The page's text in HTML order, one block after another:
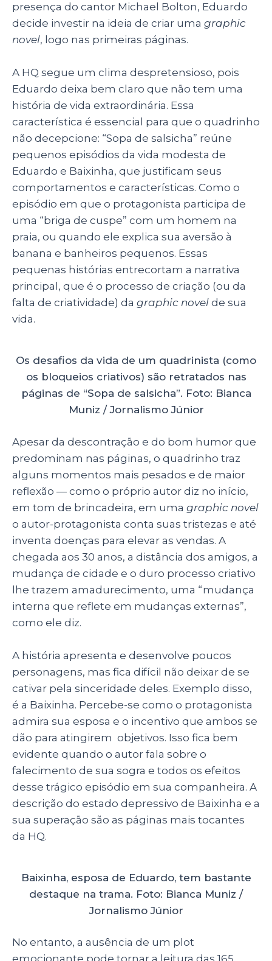
presença do cantor Michael Bolton, Eduardo
decide investir na ideia de criar uma graphic
novel, logo nas primeiras páginas.
A HQ segue um clima despretensioso, pois
Eduardo deixa bem claro que não tem uma
história de vida extraordinária. Essa
característica é essencial para que o quadrinho
não decepcione: “Sopa de salsicha” reúne
pequenos episódios da vida modesta de
Eduardo e Baixinha, que justificam seus
comportamentos e características. Como o
episódio em que o protagonista participa de
uma “briga de cuspe” com um homem na
praia, ou quando ele explica sua aversão à
banana e banheiros pequenos. Essas
pequenas histórias entrecortam a narrativa
principal, que é o processo de criação (ou da
falta de criatividade) da graphic novel de sua
vida.
Os desafios da vida de um quadrinista (como
os bloqueios criativos) são retratados nas
páginas de “Sopa de salsicha”. Foto: Bianca
Muniz / Jornalismo Júnior
Apesar da descontração e do bom humor que
predominam nas páginas, o quadrinho traz
alguns momentos mais pesados e de maior
reflexão — como o próprio autor diz no início,
em tom de brincadeira, em uma graphic novel
o autor-protagonista conta suas tristezas e até
inventa doenças para elevar as vendas. A
chegada aos 30 anos, a distância dos amigos, a
mudança de cidade e o duro processo criativo
lhe trazem amadurecimento, uma “mudança
interna que reflete em mudanças externas”,
como ele diz.
A história apresenta e desenvolve poucos
personagens, mas fica difícil não deixar de se
cativar pela sinceridade deles. Exemplo disso,
é a Baixinha. Percebe-se como o protagonista
admira sua esposa e o incentivo que ambos se
dão para atingirem objetivos. Isso fica bem
evidente quando o autor fala sobre o
falecimento de sua sogra e todos os efeitos
desse trágico episódio em sua companheira. A
descrição do estado depressivo de Baixinha e a
sua superação são as páginas mais tocantes
da HQ.
Baixinha, esposa de Eduardo, tem bastante
destaque na trama. Foto: Bianca Muniz /
Jornalismo Júnior
No entanto, a ausência de um plot